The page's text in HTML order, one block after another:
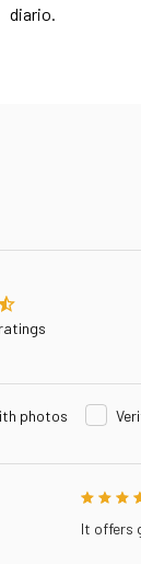
diario.
photos
It offers